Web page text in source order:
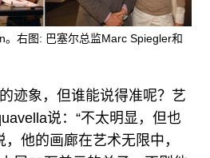
。右图: 巴塞尔总监Marc Spiegler和
迹象，但谁能说得准呢？艺
说：“不太明显，但也
他的画廊在艺术无限中，